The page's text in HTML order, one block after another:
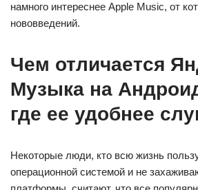
намного интереснее Apple Music, от
нововведений.
Чем отличается
Музыка на
где ее удобнее
Некоторые люди, кто всю жизнь
операционной системой и не